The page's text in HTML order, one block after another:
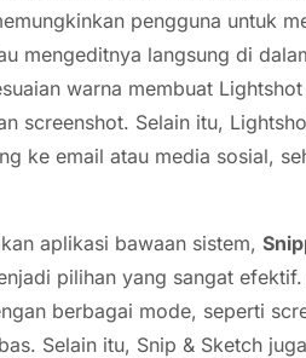
pengguna untuk
mengeditnya langsung di
warna membuat
screenshot. Selain itu,
ke email atau media sosial,
aplikasi bawaan sistem,
pilihan yang sangat
berbagai mode, seperti
Selain itu, Snip & Sketch